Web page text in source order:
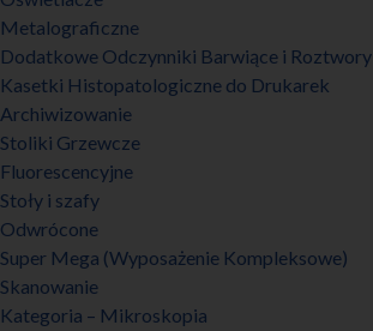
Metalograficzne
Dodatkowe Odczynniki Barwiące i Roztwory
Kasetki Histopatologiczne do Drukarek
Archiwizowanie
Stoliki Grzewcze
Fluorescencyjne
Stoły i szafy
Odwrócone
Super Mega (Wyposażenie Kompleksowe)
Skanowanie
Kategoria – Mikroskopia